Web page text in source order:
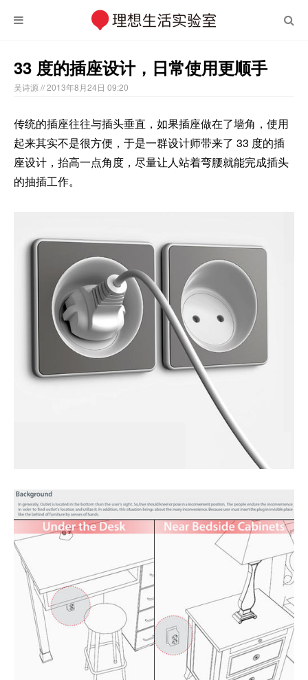
33 度的插座设计，日常使用更顺手
吴诗源 // 2013年8月24日 09:20
传统的插座往往与插头垂直，如果插座做在了墙角，使用
起来其实不是很方便，于是一群设计师带来了 33 度的插
座设计，抬高一点角度，尽量让人站着弯腰就能完成插头
的抽插工作。